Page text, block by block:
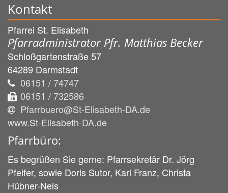
Kontakt
Pfarrei St. Elisabeth
Pfarradministrator Pfr. Matthias Becker
Schloßgartenstraße 57
64289 Darmstadt
06151 / 74747
06151 / 732586
Pfarrbuero@St-Elisabeth-DA.de
www.St-Elisabeth-DA.de
Pfarrbüro:
Es begrüßen Sie gerne: Pfarrsekretär Dr. Jörg
Pfeifer, sowie Doris Sutor, Karl Franz, Christa
Hübner-Nels